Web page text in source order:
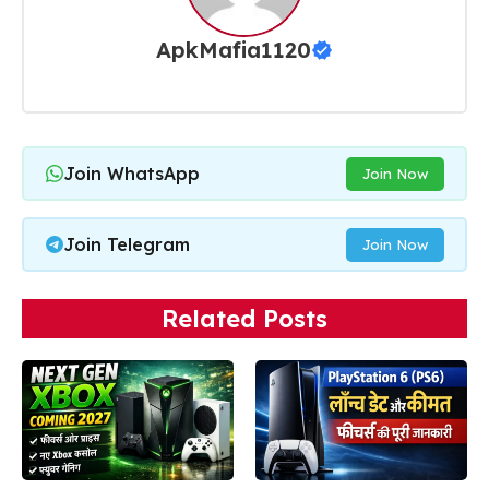
ApkMafia1120
Join WhatsApp Join Now
Join Telegram Join Now
Related Posts